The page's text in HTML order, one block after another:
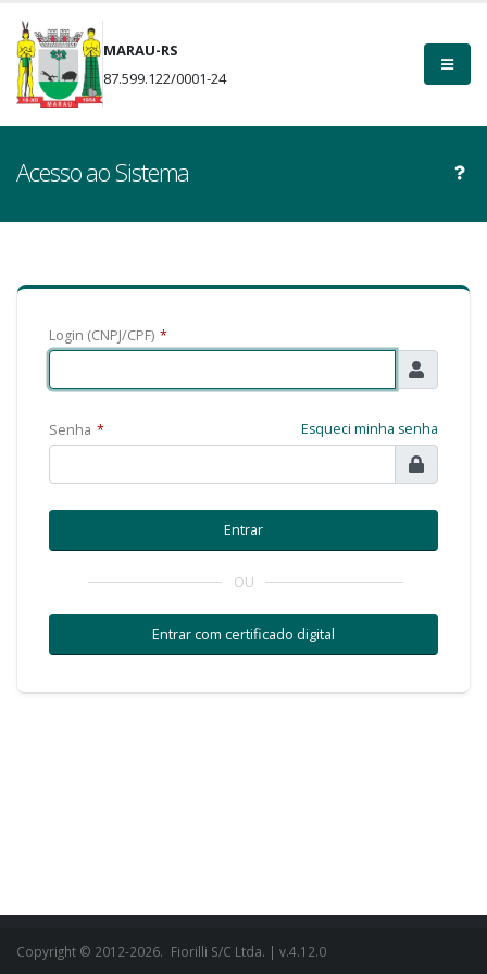
MARAU-RS
87.599.122/0001-24
Acesso ao Sistema
Login (CNPJ/CPF) *
Esqueci minha senha
Senha *
OU
Copyright © 2012-2026. Fiorilli S/C Ltda. | v.4.12.0